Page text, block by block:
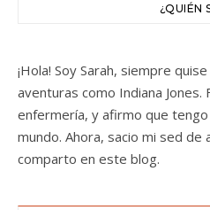
¿QUIÉN
¡Hola! Soy Sarah, siempre
aventuras como Indiana Jones.
enfermería, y afirmo que
mundo. Ahora, sacio mi sed
comparto en este blog.